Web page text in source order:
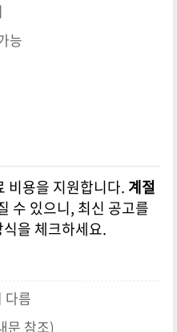
능
비용을 지원합니다. 계절
수 있으니, 최신 공고를
을 체크하세요.
다름
문 참조)